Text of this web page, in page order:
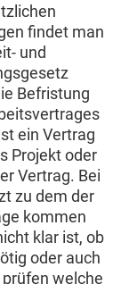
findet man
und
Befristung
ein Vertrag
Projekt oder
Vertrag. Bei
zu dem der
kommen
klar ist, ob
oder auch
welche